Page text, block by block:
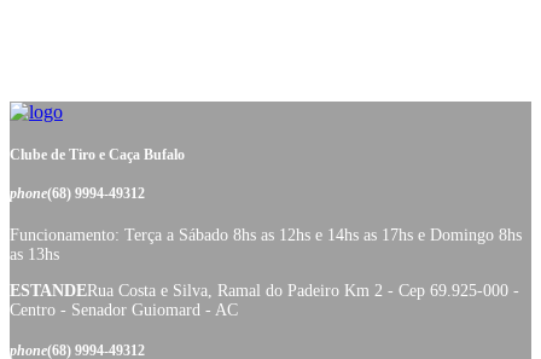
Clube de Tiro e Caça Bufalo
phone(68) 9994-49312
Funcionamento: Terça a Sábado 8hs as 12hs e 14hs as 17hs e Domingo 8hs
as 13hs
ESTANDERua Costa e Silva, Ramal do Padeiro Km 2 - Cep 69.925-000 -
Centro - Senador Guiomard - AC
phone(68) 9994-49312